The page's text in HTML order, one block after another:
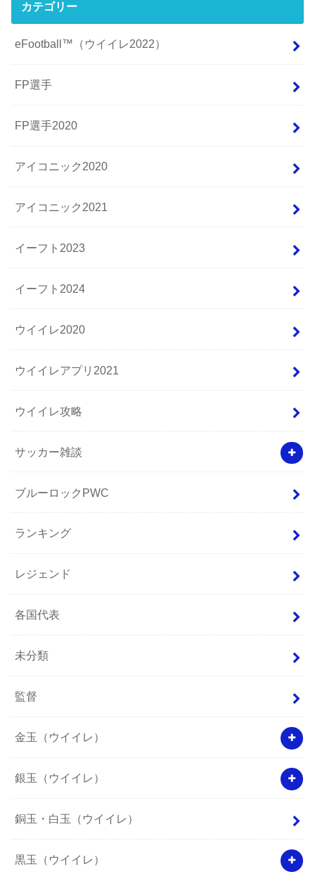
カテゴリー
eFootball™（ウイイレ2022）
FP選手
FP選手2020
アイコニック2020
アイコニック2021
イーフト2023
イーフト2024
ウイイレ2020
ウイイレアプリ2021
ウイイレ攻略
サッカー雑談
ブルーロックPWC
ランキング
レジェンド
各国代表
未分類
監督
金玉（ウイイレ）
銀玉（ウイイレ）
銅玉・白玉（ウイイレ）
黒玉（ウイイレ）